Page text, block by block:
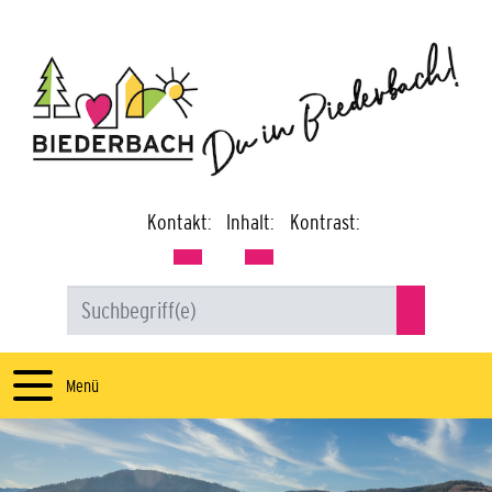
Kontakt: Inhalt: Kontrast:
Menü